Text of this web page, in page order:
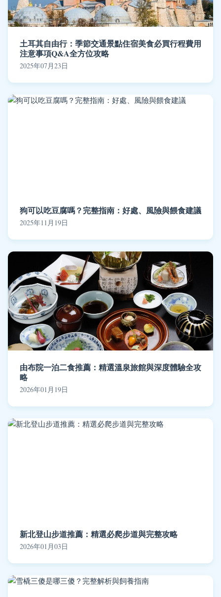
土耳其自由行：季節交通景點住宿美食必買行程費用
注意事項Q&A全方位攻略
2025年07月23日
狗可以吃豆腐嗎？完整指南：好處、風險與餵食建議
2025年11月19日
由布院一泊二食推薦：精選溫泉旅館與深度體驗全攻
略
2026年01月19日
新北登山步道推薦：精選必爬步道與完整攻略
2026年01月03日